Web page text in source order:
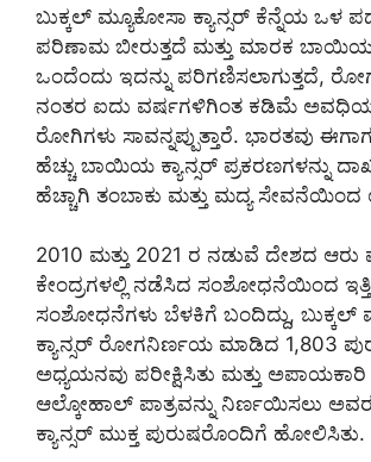
ಬುಕ್ಕಲ್ ಮ್ಯೂಕೋಸಾ ಕ್ಯಾನ್ಸರ್ ಕೆನ್ನೆಯ ಒಳ
ಪರಿಣಾಮ ಬೀರುತ್ತದೆ ಮತ್ತು ಮಾರಕ ಬಾಯಿಯ
ಒಂದೆಂದು ಇದನ್ನು ಪರಿಗಣಿಸಲಾಗುತ್ತದೆ,
ನಂತರ ಐದು ವರ್ಷಗಳಿಗಿಂತ ಕಡಿಮೆ
ರೋಗಿಗಳು ಸಾವನ್ನಪ್ಪುತ್ತಾರೆ. ಭಾರತವು
ಹೆಚ್ಚು ಬಾಯಿಯ ಕ್ಯಾನ್ಸರ್ ಪ್ರಕರಣಗಳನ್ನು
ಹೆಚ್ಚಾಗಿ ತಂಬಾಕು ಮತ್ತು ಮದ್ಯ ಸೇವನೆಯಿಂದ
2010 ಮತ್ತು 2021 ರ ನಡುವೆ ದೇಶದ ಆರು
ಕೇಂದ್ರಗಳಲ್ಲಿ ನಡೆಸಿದ ಸಂಶೋಧನೆಯಿಂದ
ಸಂಶೋಧನೆಗಳು ಬೆಳಕಿಗೆ ಬಂದಿದ್ದು, ಬುಕ್ಕಲ್
ಕ್ಯಾನ್ಸರ್ ರೋಗನಿರ್ಣಯ ಮಾಡಿದ 1,803
ಅಧ್ಯಯನವು ಪರೀಕ್ಷಿಸಿತು ಮತ್ತು
ಆಲ್ಕೋಹಾಲ್ ಪಾತ್ರವನ್ನು ನಿರ್ಣಯಿಸಲು
ಕ್ಯಾನ್ಸರ್ ಮುಕ್ತ ಪುರುಷರೊಂದಿಗೆ ಹೋಲಿಸಿತು.